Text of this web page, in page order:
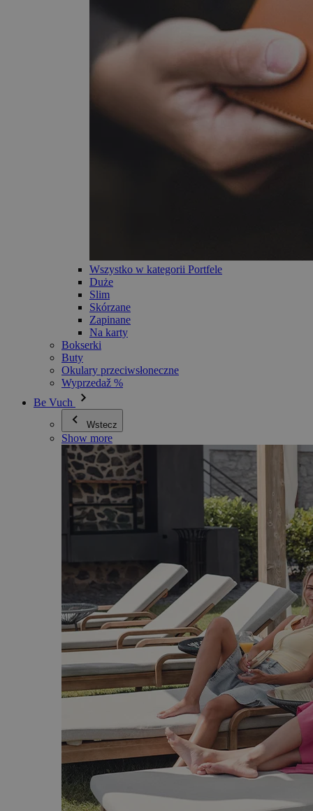
Wszystko w kategorii Portfele
Duże
Slim
Skórzane
Zapinane
Na karty
Bokserki
Buty
Okulary przeciwsłoneczne
Wyprzedaž %
Be Vuch
Wstecz
Show more